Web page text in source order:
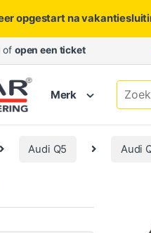
opgestart na
of open een ticket
Merk
Search
Audi Q5 Audi